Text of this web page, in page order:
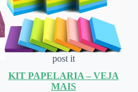
post it
KIT PAPELARIA – VEJA
MAIS